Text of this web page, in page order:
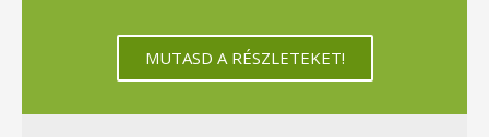
MUTASD A RÉSZLETEKET!